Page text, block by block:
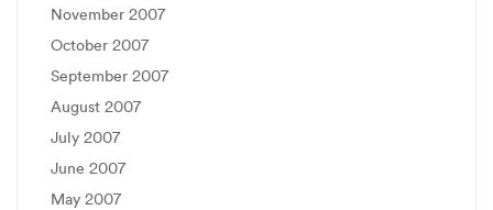
November 2007
October 2007
September 2007
August 2007
July 2007
June 2007
May 2007